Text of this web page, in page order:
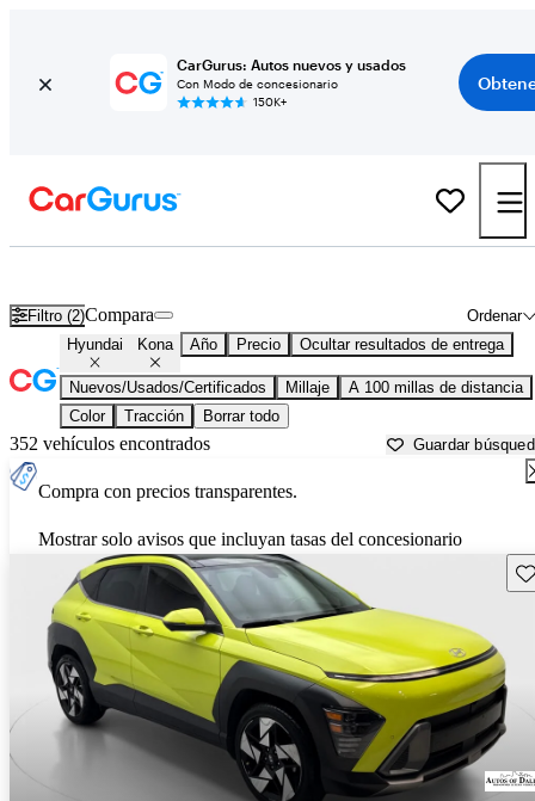
CarGurus: Autos nuevos y usados
Con Modo de concesionario
150K+
Filtro (2) Ordenar
Compara
Hyundai Kona Año Precio Ocultar resultados de entrega
Nuevos/Usados/Certificados Millaje
A 100 millas de distancia
Color
Tracción Borrar todo
352 vehículos encontrados Guardar
Compra con precios transparentes.
Mostrar solo avisos que incluyan tasas del concesionario